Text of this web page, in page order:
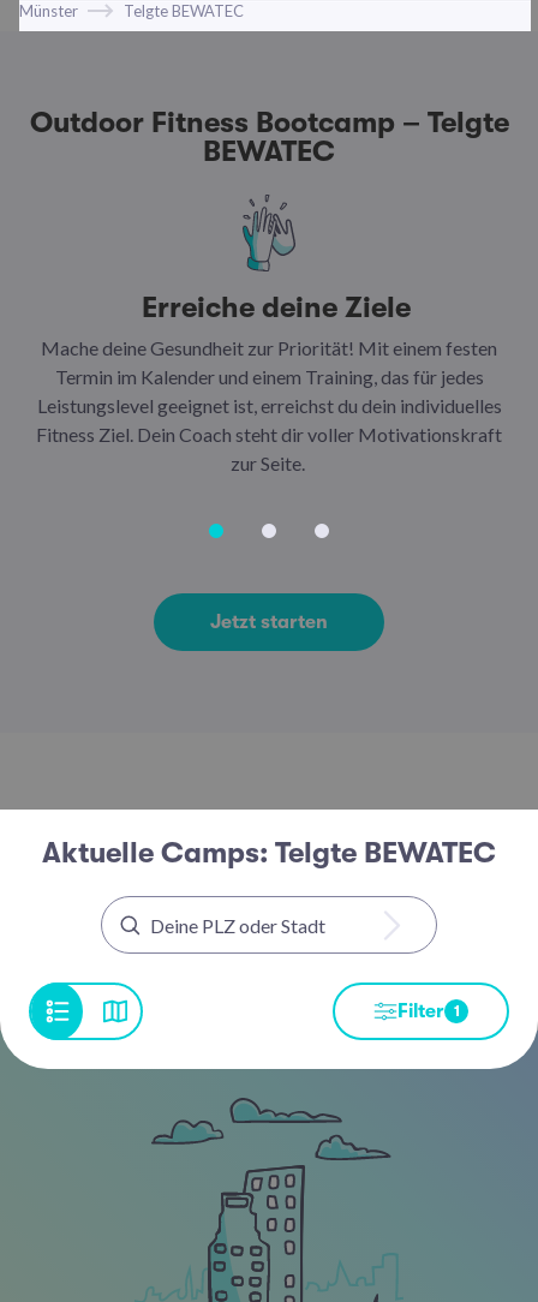
Münster Telgte BEWATEC
Outdoor Fitness Bootcamp – Telgte
BEWATEC
Erreiche deine Ziele
Mache deine Gesundheit zur Priorität! Mit einem festen
Termin im Kalender und einem Training, das für jedes
Leistungslevel geeignet ist, erreichst du dein individuelles
Fitness Ziel. Dein Coach steht dir voller Motivationskraft
zur Seite.
Jetzt starten
Aktuelle Camps: Telgte BEWATEC
Filter 1